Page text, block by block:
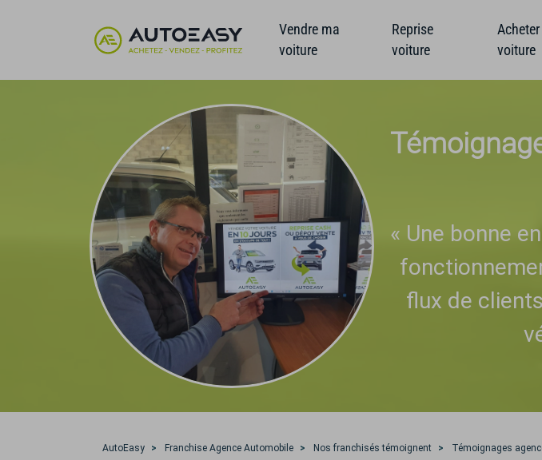
Vendre ma
voiture
Reprise
voiture
Acheter
voiture
« Une bonne
flux de
AutoEasy Franchise Agence Automobile Nos franchisés témoignent Témoignages